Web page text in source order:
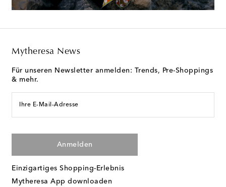
Mytheresa News
Für unseren Newsletter anmelden: Trends, Pre-Shoppings
& mehr.
Ihre E-Mail-Adresse
Anmelden
Einzigartiges Shopping-Erlebnis
Mytheresa App downloaden